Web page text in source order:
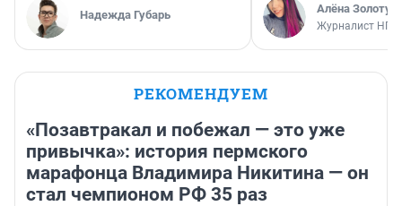
Надежда Губарь Алёна
Журналист НГС
РЕКОМЕНДУЕМ
«Позавтракал и побежал — это уже
привычка»: история пермского
марафонца Владимира Никитина — он
стал чемпионом РФ 35 раз